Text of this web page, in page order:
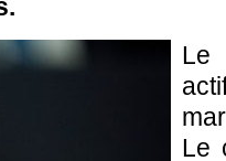
Le
Le